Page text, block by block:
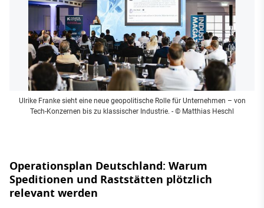
Ulrike Franke sieht eine neue geopolitische Rolle für Unternehmen – von
Tech-Konzernen bis zu klassischer Industrie. - © Matthias Heschl
Operationsplan Deutschland: Warum
Speditionen und Raststätten plötzlich
relevant werden